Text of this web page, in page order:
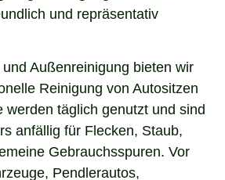
und repräsentativ
Außenreinigung bieten wir
Reinigung von Autositzen
werden täglich genutzt und sind
anfällig für Flecken, Staub,
Gebrauchsspuren. Vor
Pendlerautos,